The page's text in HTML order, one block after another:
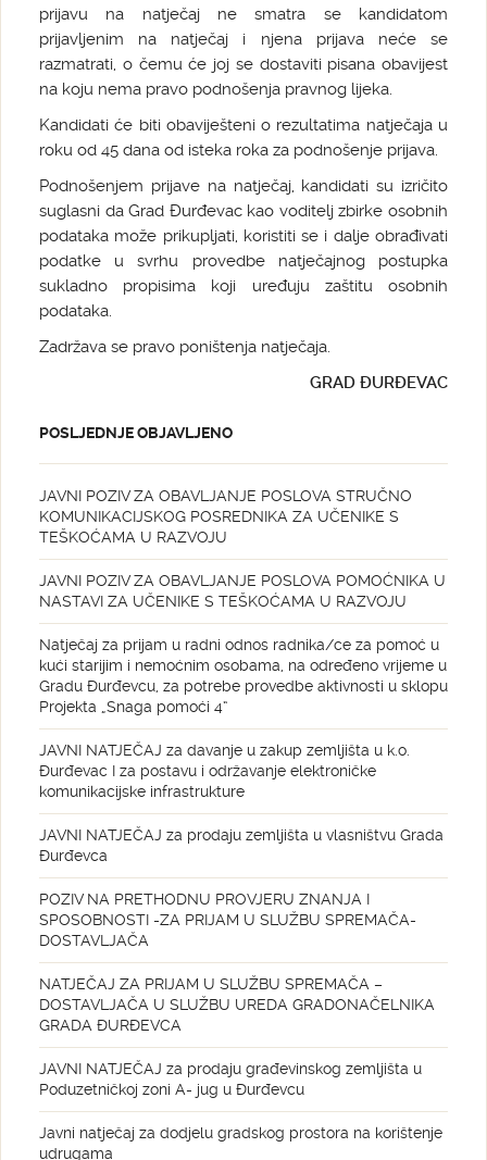
prijavu na natječaj ne smatra se kandidatom
prijavljenim na natječaj i njena prijava neće se
razmatrati, o čemu će joj se dostaviti pisana obavijest
na koju nema pravo podnošenja pravnog lijeka.
Kandidati će biti obaviješteni o rezultatima natječaja u
roku od 45 dana od isteka roka za podnošenje prijava.
Podnošenjem prijave na natječaj, kandidati su izričito
suglasni da Grad Đurđevac kao voditelj zbirke osobnih
podataka može prikupljati, koristiti se i dalje obrađivati
podatke u svrhu provedbe natječajnog postupka
sukladno propisima koji uređuju zaštitu osobnih
podataka.
Zadržava se pravo poništenja natječaja.
GRAD ĐURĐEVAC
POSLJEDNJE OBJAVLJENO
JAVNI POZIV ZA OBAVLJANJE POSLOVA STRUČNO
KOMUNIKACIJSKOG POSREDNIKA ZA UČENIKE S
TEŠKOĆAMA U RAZVOJU
JAVNI POZIV ZA OBAVLJANJE POSLOVA POMOĆNIKA U
NASTAVI ZA UČENIKE S TEŠKOĆAMA U RAZVOJU
Natječaj za prijam u radni odnos radnika/ce za pomoć u
kući starijim i nemoćnim osobama, na određeno vrijeme u
Gradu Đurđevcu, za potrebe provedbe aktivnosti u sklopu
Projekta „Snaga pomoći 4“
JAVNI NATJEČAJ za davanje u zakup zemljišta u k.o.
Đurđevac I za postavu i održavanje elektroničke
komunikacijske infrastrukture
JAVNI NATJEČAJ za prodaju zemljišta u vlasništvu Grada
Đurđevca
POZIV NA PRETHODNU PROVJERU ZNANJA I
SPOSOBNOSTI -ZA PRIJAM U SLUŽBU SPREMAČA-
DOSTAVLJAČA
NATJEČAJ ZA PRIJAM U SLUŽBU SPREMAČA –
DOSTAVLJAČA U SLUŽBU UREDA GRADONAČELNIKA
GRADA ĐURĐEVCA
JAVNI NATJEČAJ za prodaju građevinskog zemljišta u
Poduzetničkoj zoni A- jug u Đurđevcu
Javni natječaj za dodjelu gradskog prostora na korištenje
udrugama